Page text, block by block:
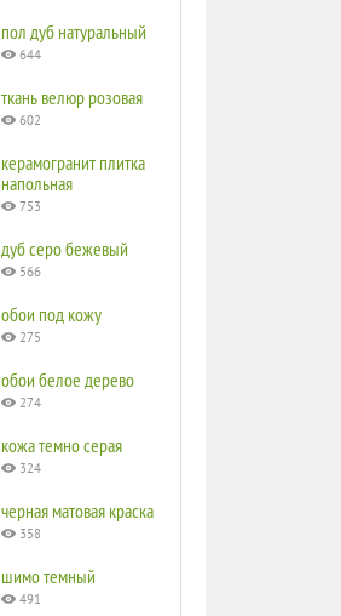
пол дуб натуральный
644
ткань велюр розовая
602
керамогранит плитка
напольная
753
дуб серо бежевый
566
обои под кожу
275
обои белое дерево
274
кожа темно серая
324
черная матовая краска
358
шимо темный
491